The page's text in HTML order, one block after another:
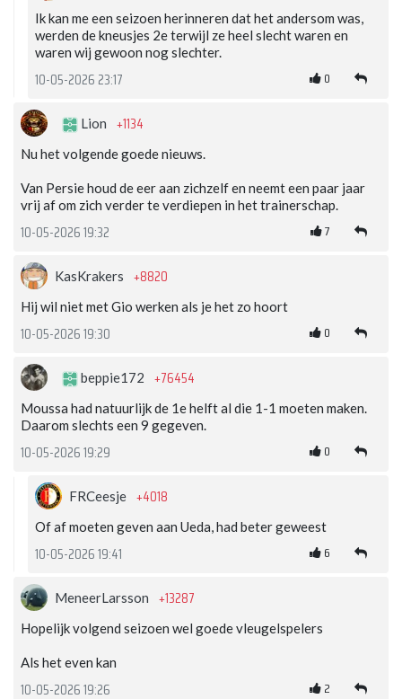
Ik kan me een seizoen herinneren dat het andersom was,
werden de kneusjes 2e terwijl ze heel slecht waren en
waren wij gewoon nog slechter.
10-05-2026 23:17 0
Lion +1134
Nu het volgende goede nieuws.
Van Persie houd de eer aan zichzelf en neemt een paar jaar
vrij af om zich verder te verdiepen in het trainerschap.
10-05-2026 19:32 7
KasKrakers +8820
Hij wil niet met Gio werken als je het zo hoort
10-05-2026 19:30 0
beppie172 +76454
Moussa had natuurlijk de 1e helft al die 1-1 moeten maken.
Daarom slechts een 9 gegeven.
10-05-2026 19:29 0
FRCeesje +4018
Of af moeten geven aan Ueda, had beter geweest
10-05-2026 19:41 6
MeneerLarsson +13287
Hopelijk volgend seizoen wel goede vleugelspelers
Als het even kan
10-05-2026 19:26 2